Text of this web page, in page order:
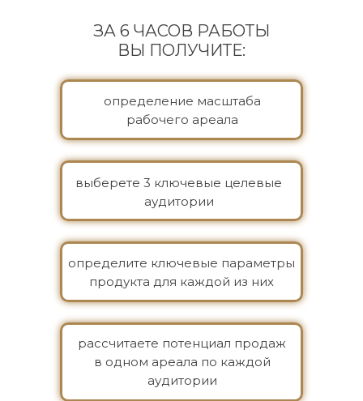
ЗА 6 ЧАСОВ РАБОТЫ
ВЫ ПОЛУЧИТЕ:
определение масштаба
рабочего ареала
выберете 3 ключевые целевые
аудитории
определите ключевые параметры
продукта для каждой из них
рассчитаете потенциал продаж
в одном ареала по каждой
аудитории